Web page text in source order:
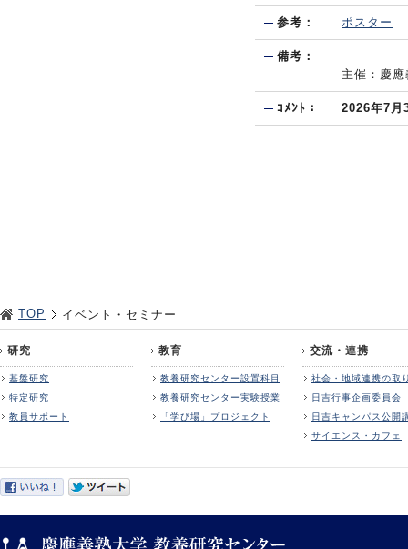
参考： ポスター
備考：
主催：慶
ｺﾒﾝﾄ： 2026年7月
TOP イベント・セミナー
研究
基盤研究
特定研究
教員サポート
教育
教養研究センター設置科目
教養研究センター実験授業
「学び場」プロジェクト
交流・連携
社会・地域連携の取
日吉行事企画委員会
日吉キャンパス公開
サイエンス・カフェ